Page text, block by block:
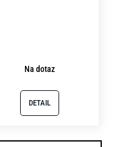
Na dotaz
DETAIL